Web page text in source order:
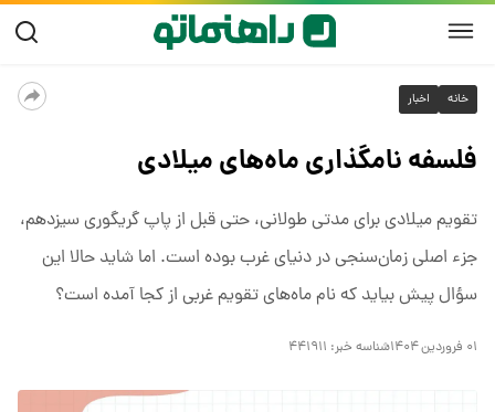
خانه اخبار
فلسفه نامگذاری ماه‌های میلادی
تقویم میلادی برای مدتی طولانی، حتی قبل از پاپ گریگوری سیزدهم،
جزء اصلی زمان‌سنجی در دنیای غرب بوده است. اما شاید حالا این
سؤال پیش بیاید که نام ماه‌های تقویم غربی از کجا آمده است؟
۰۱ فروردین ۱۴۰۴ شناسه خبر: ۴۴۱۹۱۱